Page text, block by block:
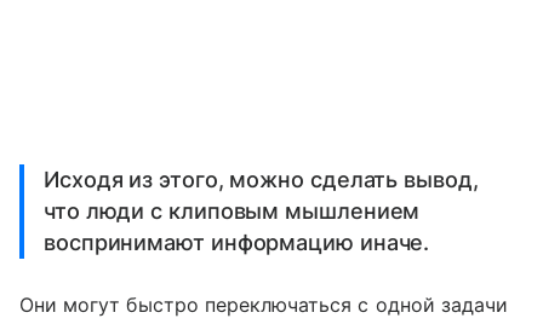
Исходя из этого, можно сделать вывод,
что люди с клиповым мышлением
воспринимают информацию иначе.
Они могут быстро переключаться с одной задачи